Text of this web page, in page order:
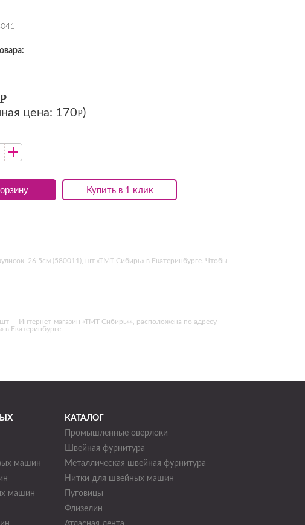
Купить в 1 клик
Р
цена: 170Р)
26,5см (580011), шт «ТМТ-Сибирь» в Екатеринбурге. Чтобы
— Интернет-магазин «ТМТ-Сибирь»», расположена по адресу
Екатеринбурге.
машин
машин
КАТАЛОГ
Промышленные оверлоки
Швейная фурнитура
Металлическая швейная фурнитура
Нитки для швейных машин
Пуговицы
Флизелин